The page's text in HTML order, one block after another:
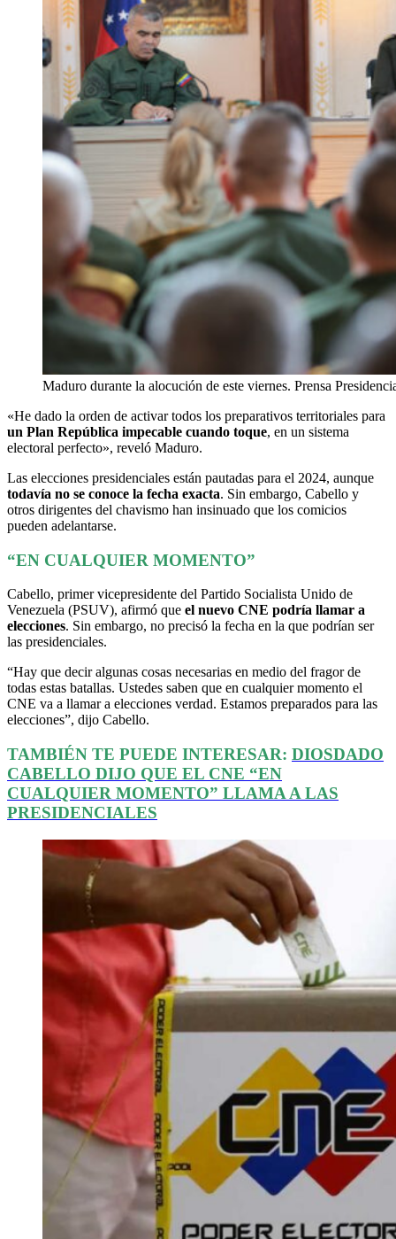
Maduro durante la alocución de este viernes. Prensa
«He dado la orden de activar todos los preparativos territoriales para
un Plan República impecable cuando toque, en un sistema
electoral perfecto», reveló Maduro.
Las elecciones presidenciales están pautadas para el 2024, aunque
todavía no se conoce la fecha exacta. Sin embargo, Cabello y
otros dirigentes del chavismo han insinuado que los comicios
pueden adelantarse.
“EN CUALQUIER MOMENTO”
Cabello, primer vicepresidente del Partido Socialista Unido de
Venezuela (PSUV), afirmó que el nuevo CNE podría llamar a
elecciones. Sin embargo, no precisó la fecha en la que podrían ser
las presidenciales.
“Hay que decir algunas cosas necesarias en medio del fragor de
todas estas batallas. Ustedes saben que en cualquier momento el
CNE va a llamar a elecciones verdad. Estamos preparados para las
elecciones”, dijo Cabello.
TAMBIÉN TE PUEDE INTERESAR: DIOSDADO
CABELLO DIJO QUE EL CNE “EN
CUALQUIER MOMENTO” LLAMA A LAS
PRESIDENCIALES